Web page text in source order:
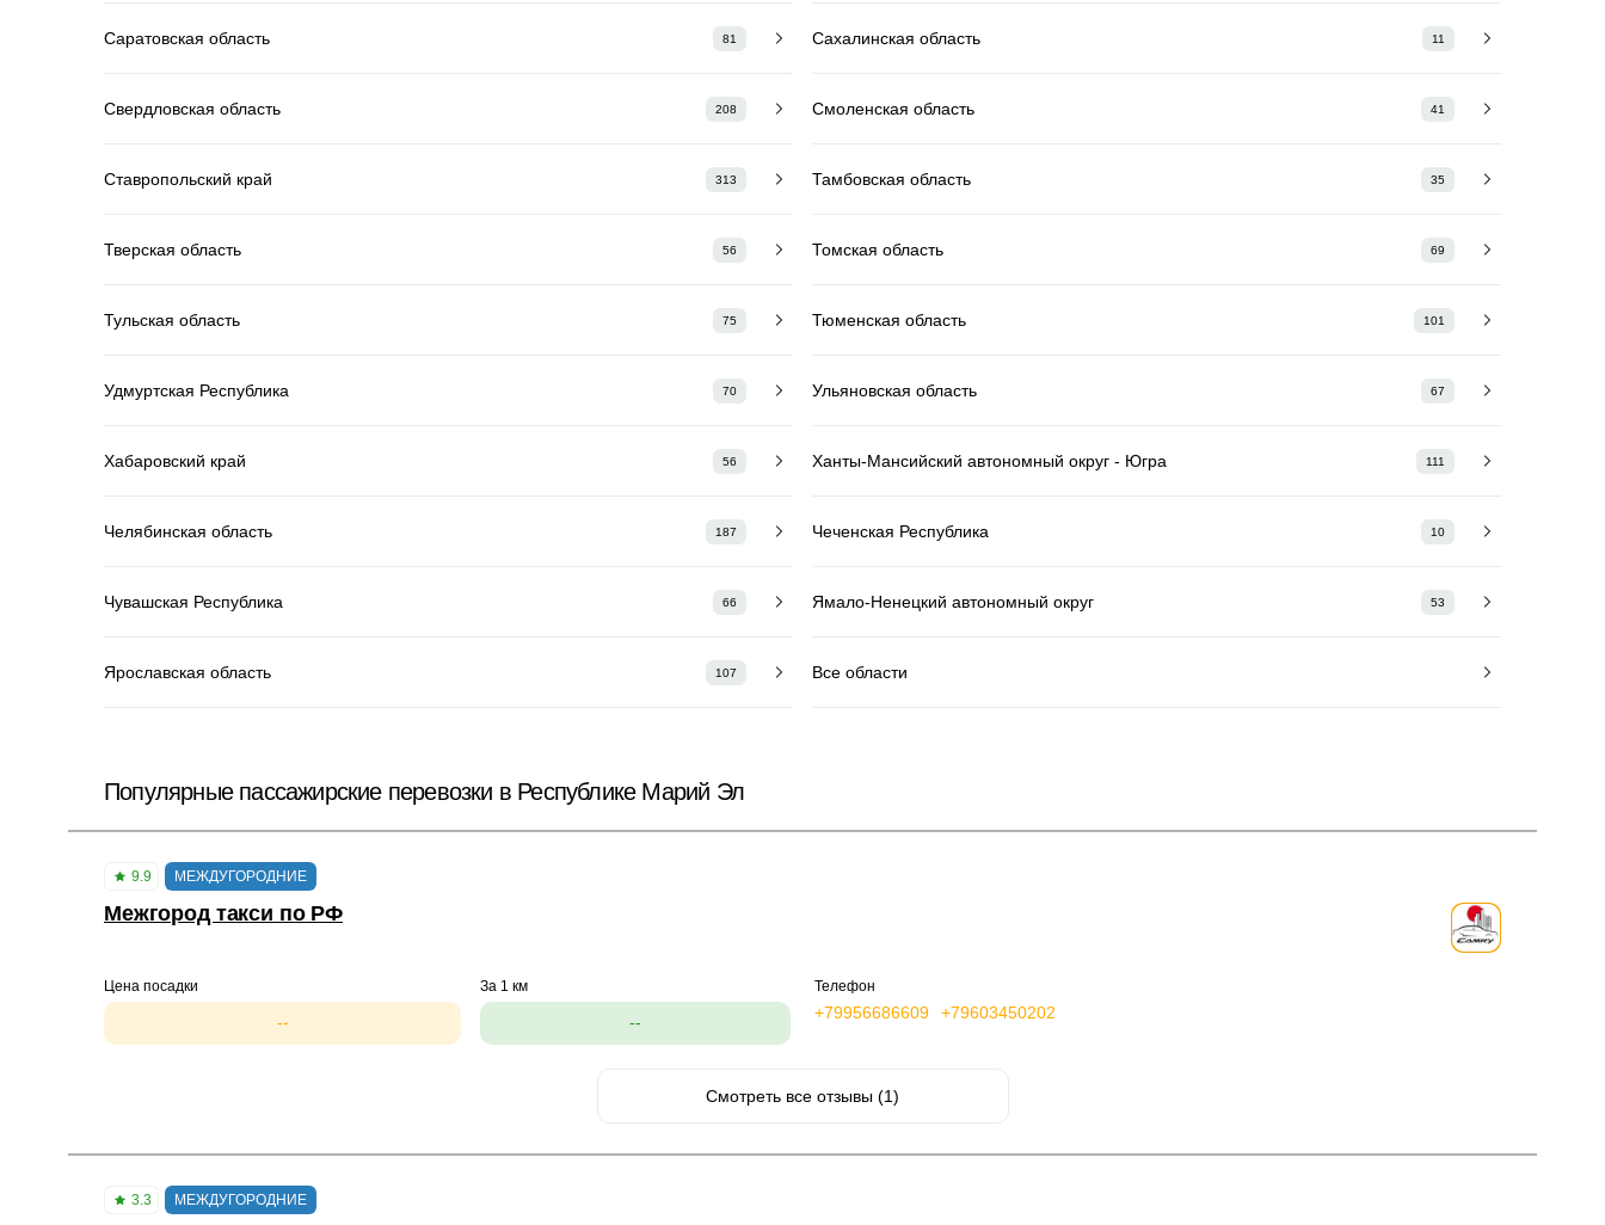
Саратовская область 81 Сахалинская область 11
Свердловская область 208 Смоленская область 41
Ставропольский край 313 Тамбовская область 35
Тверская область 56 Томская область 69
Тульская область 75 Тюменская область 101
Удмуртская Республика 70 Ульяновская область 67
Хабаровский край 56 Ханты-Мансийский автономный округ - Югра 111
Челябинская область 187 Чеченская Республика 10
Чувашская Республика 66 Ямало-Ненецкий автономный округ 53
Ярославская область 107 Все области
Популярные пассажирские перевозки в Республике Марий Эл
9.9 МЕЖДУГОРОДНИЕ
Межгород такси по РФ
Цена посадки
--
За 1 км
--
Телефон
+79956686609 +79603450202
Смотреть все отзывы (1)
3.3 МЕЖДУГОРОДНИЕ